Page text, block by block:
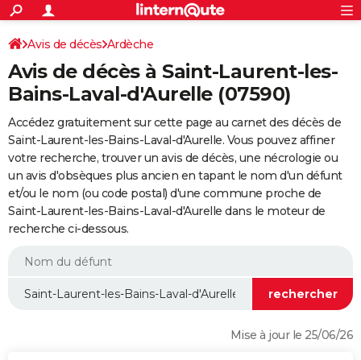
ACTUALITÉS
Politique
Société
Faits Divers
Education
Monde
Villes
+
SPORT
Coupe du monde 2026
Football
Tennis
Cyclisme
Rugby
Forum
CULTURE
FINANCE
Retraite
Impôts
Epargne
Immobilier
Risques naturels par ville
Banque
Assurance
Crédit
Essais
Réserver un essai
Citadines
Berlines
SUV
Forum auto
+
HIGH-TECH
Mobiles
Meilleur smartphone
Internet
Ordinateurs
Jeux vidéo
Guide high-tech
+
BRICOLAGE
Avis de décès Ardèche
Avis de décès à Saint-Laurent-les-
Bains-Laval-d'Aurelle (07590)
Accédez gratuitement sur cette page au carnet des décès de
Saint-Laurent-les-Bains-Laval-d'Aurelle. Vous pouvez affiner
votre recherche, trouver un avis de décès, une nécrologie ou
un avis d'obsèques plus ancien en tapant le nom d'un défunt
et/ou le nom (ou code postal) d'une commune proche de
Saint-Laurent-les-Bains-Laval-d'Aurelle dans le moteur de
recherche ci-dessous.
Mise à jour le 25/06/26